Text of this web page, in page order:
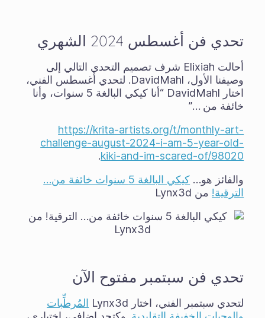
تحدي فن أغسطس 2024 الشهري
أحالت Elixiah شرف تصميم التحدي التالي إلى
وصيفنا الأول، DavidMahl. لتحدي أغسطس الفني،
اختار DavidMahl “أنا كيكي البالغة 5 سنوات، وأنا
خائفة من …”
https://krita-artists.org/t/monthly-art-
challenge-august-2024-i-am-5-year-old-
kiki-and-im-scared-of/98020
.
والفائز هو…
كيكي البالغة 5 سنوات خائفة من…
الترقية! من Lynx3d
تحدي فن سبتمبر مفتوح الآن
لتحدي سبتمبر الفني، اختار Lynx3d
المُرطِّبات